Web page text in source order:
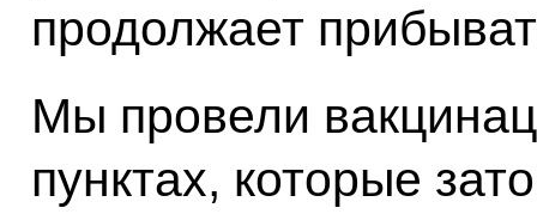
продолжает
Мы провели
пунктах, которые